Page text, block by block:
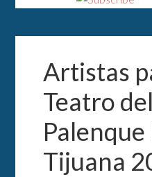
Artistas
Teatro
Palenque
Tijuana